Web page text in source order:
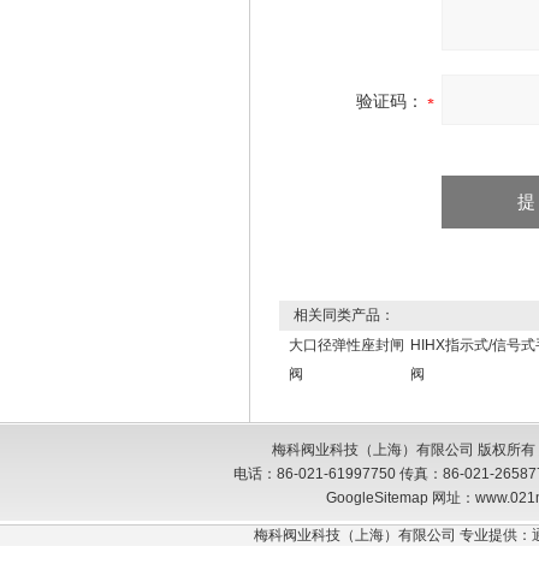
验证码：
相关同类产品：
大口径弹性座封闸
阀
HIHX指示式/信号式
阀
梅科阀业科技（上海）有限公司 版权所
电话：86-021-61997750 传真：86-021-
GoogleSitemap网址：
梅科阀业科技（上海）有限公司 专业提供